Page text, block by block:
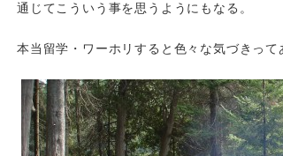
通じてこういう事を思うようにもなる。
本当留学・ワーホリすると色々な気づきって